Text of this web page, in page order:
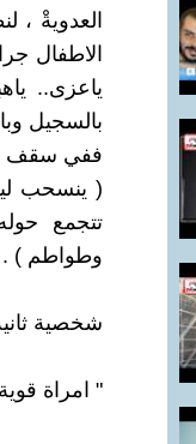
العدويةْ ،
الاطفال
ياعزى..
بالسجيل
ففي سقف
( ينسحب
تتجمع
وطواطم ) .
شخصية
" امراة